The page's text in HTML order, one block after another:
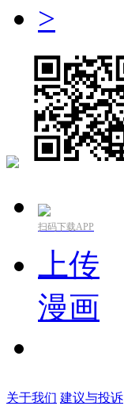
>
扫码下载APP
上传
漫画
关于我们 建议与投诉